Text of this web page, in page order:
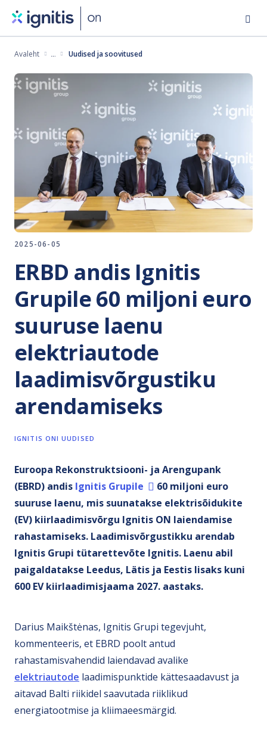
Skip
content
Avaleht Uudised ja soovitused
2025-06-05
ERBD andis Ignitis
Grupile 60 miljoni euro
suuruse laenu
elektriautode
laadimisvõrgustiku
arendamiseks
IGNITIS ONI UUDISED
Euroopa Rekonstruktsiooni- ja Arengupank
(EBRD) andis Ignitis Grupile
60 miljoni euro
suuruse laenu, mis suunatakse elektrisõidukite
(EV) kiirlaadimisvõrgu Ignitis ON laiendamise
rahastamiseks. Laadimisvõrgustikku arendab
Ignitis Grupi tütarettevõte Ignitis. Laenu abil
paigaldatakse Leedus, Lätis ja Eestis lisaks kuni
600 EV kiirlaadimisjaama 2027. aastaks.
Darius Maikštėnas, Ignitis Grupi tegevjuht,
kommenteeris, et EBRD poolt antud
rahastamisvahendid laiendavad avalike
elektriautode laadimispunktide kättesaadavust ja
aitavad Balti riikidel saavutada riiklikud
energiatootmise ja kliimaeesmärgid.